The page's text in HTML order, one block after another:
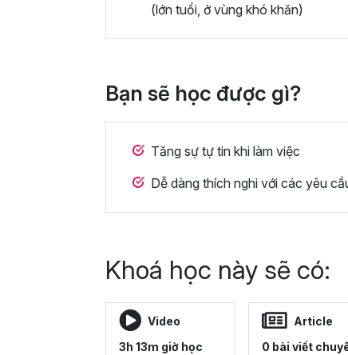
(lớn tuổi, ở vùng khó khăn)
Bạn sẽ học được gì?
Tăng sự tự tin khi làm việc
Dễ dàng thích nghi với các yêu
Khoá học này sẽ có:
Video
3h 13m giờ học
Article
0 bài viết